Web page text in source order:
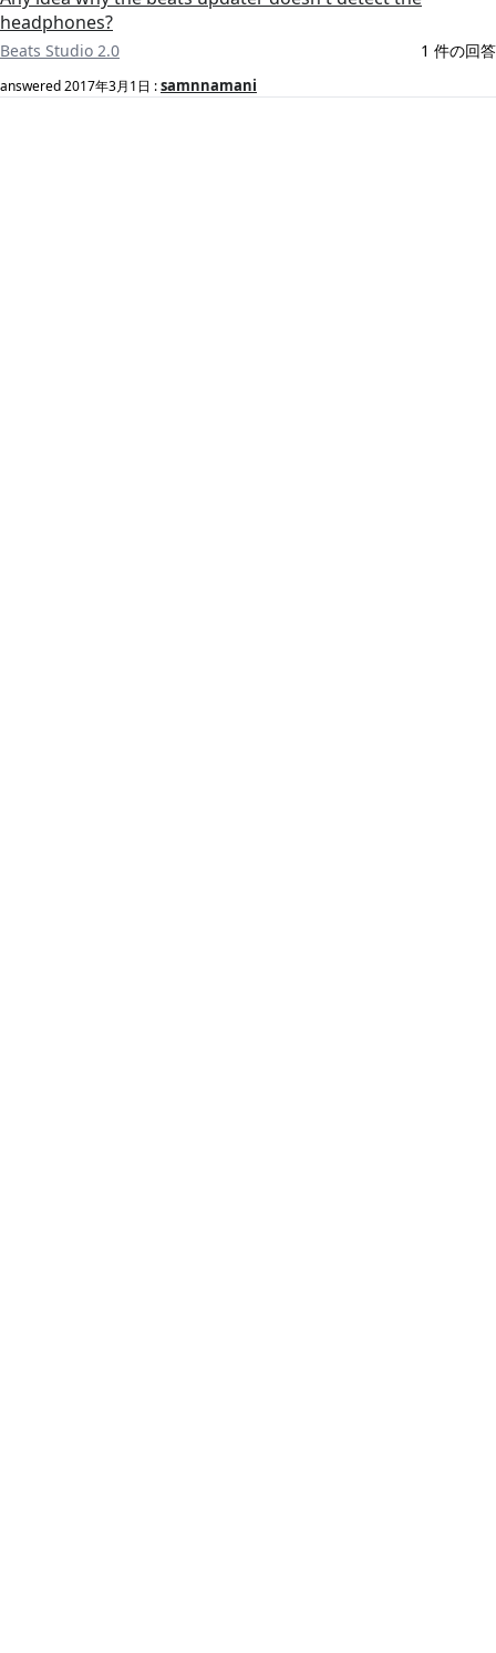
headphones?
Beats Studio 2.0 1 件の回答
answered2017年3月1日 :samnnamani